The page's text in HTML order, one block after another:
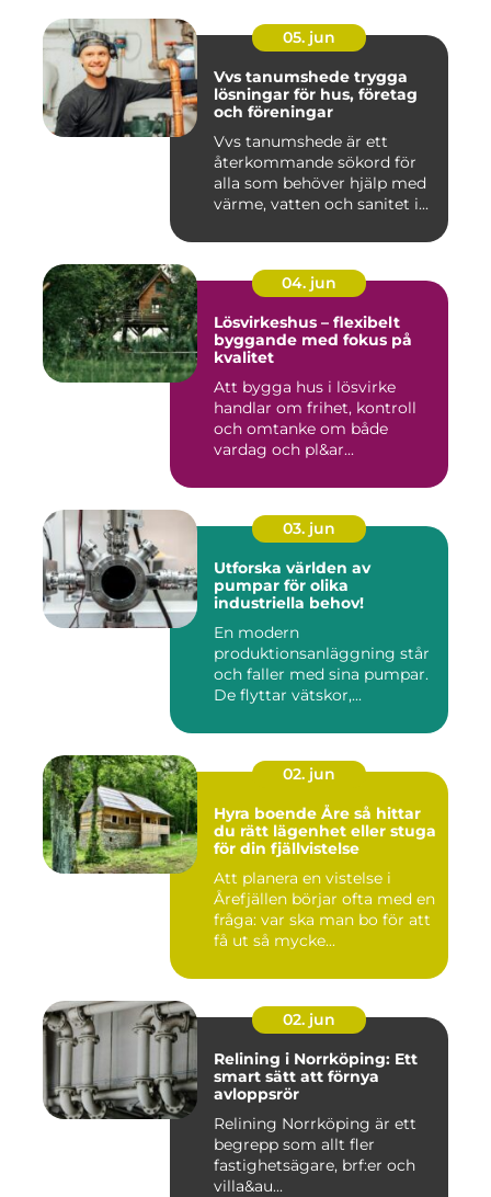
05. jun
Vvs tanumshede trygga
lösningar för hus, företag
och föreningar
Vvs tanumshede är ett
återkommande sökord för
alla som behöver hjälp med
värme, vatten och sanitet i...
04. jun
Lösvirkeshus – flexibelt
byggande med fokus på
kvalitet
Att bygga hus i lösvirke
handlar om frihet, kontroll
och omtanke om både
vardag och pl&ar...
03. jun
Utforska världen av
pumpar för olika
industriella behov!
En modern
produktionsanläggning står
och faller med sina pumpar.
De flyttar vätskor,...
02. jun
Hyra boende Åre så hittar
du rätt lägenhet eller stuga
för din fjällvistelse
Att planera en vistelse i
Årefjällen börjar ofta med en
fråga: var ska man bo för att
få ut så mycke...
02. jun
Relining i Norrköping: Ett
smart sätt att förnya
avloppsrör
Relining Norrköping är ett
begrepp som allt fler
fastighetsägare, brf:er och
villa&au...